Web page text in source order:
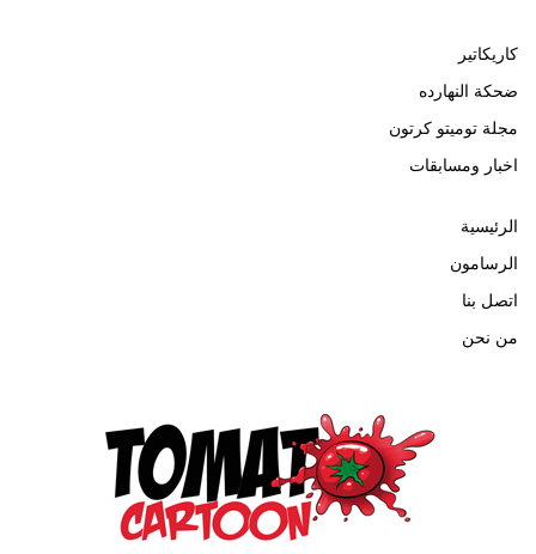
كاريكاتير
ضحكة النهارده
مجلة توميتو كرتون
اخبار ومسابقات
الرئيسية
الرسامون
اتصل بنا
من نحن